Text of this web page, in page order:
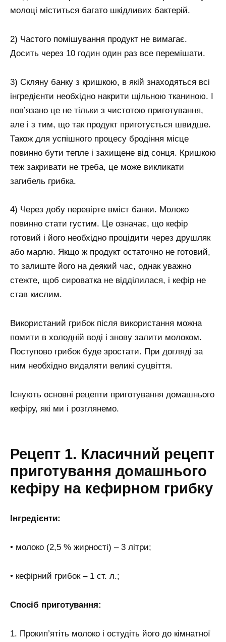
молоці міститься багато шкідливих бактерій.
2) Частого помішування продукт не вимагає.
Досить через 10 годин один раз все перемішати.
3) Скляну банку з кришкою, в якій знаходяться всі
інгредієнти необхідно накрити щільною тканиною. І
пов’язано це не тільки з чистотою приготування,
але і з тим, що так продукт приготується швидше.
Також для успішного процесу бродіння місце
повинно бути тепле і захищене від сонця. Кришкою
теж закривати не треба, це може викликати
загибель грибка.
4) Через добу перевірте вміст банки. Молоко
повинно стати густим. Це означає, що кефір
готовий і його необхідно процідити через друшляк
або марлю. Якщо ж продукт остаточно не готовий,
то залиште його на деякий час, однак уважно
стежте, щоб сироватка не відділилася, і кефір не
став кислим.
Використаний грибок після використання можна
помити в холодній воді і знову залити молоком.
Поступово грибок буде зростати. При догляді за
ним необхідно видаляти великі суцвіття.
Існують основні рецепти приготування домашнього
кефіру, які ми і розглянемо.
Рецепт 1. Класичний рецепт
приготування домашнього
кефіру на кефирном грибку
Інгредієнти:
• молоко (2,5 % жирності) – 3 літри;
• кефірний грибок – 1 ст. л.;
Спосіб приготування:
1. Прокип’ятіть молоко і остудіть його до кімнатної